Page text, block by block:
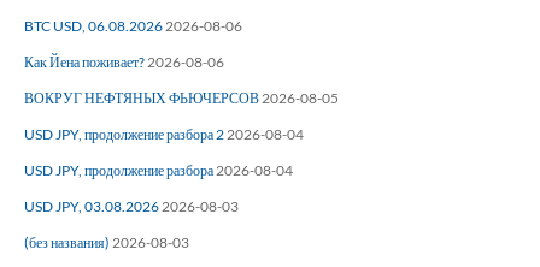
BTC USD, 06.08.2026 2026-08-06
Как Йена поживает? 2026-08-06
ВОКРУГ НЕФТЯНЫХ ФЬЮЧЕРСОВ 2026-08-05
USD JPY, продолжение разбора 2 2026-08-04
USD JPY, продолжение разбора 2026-08-04
USD JPY, 03.08.2026 2026-08-03
(без названия) 2026-08-03